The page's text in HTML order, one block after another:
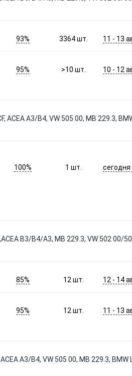
93% 3364шт. 11 - 13
95% >10шт. 10 - 12
A3/B4, VW 505 00, MB 229.3,
100% 1шт. сегодня
B3/B4/A3, MB 229.3, VW 502 00/
85% 12шт. 12 - 14
95% 12шт. 11 - 13
A3/B4, VW 505 00, MB 229.3, BMW